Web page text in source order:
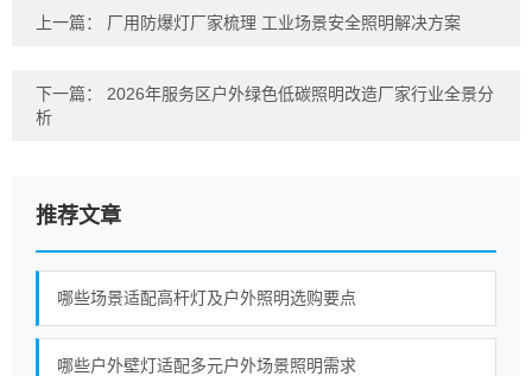
上一篇： 厂用防爆灯厂家梳理 工业场景安全照明解决方案
下一篇： 2026年服务区户外绿色低碳照明改造厂家行业全景分
析
推荐文章
哪些场景适配高杆灯及户外照明选购要点
哪些户外壁灯适配多元户外场景照明需求